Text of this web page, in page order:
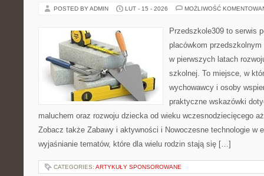
POSTED BY ADMIN LUT - 15 - 2026 MOŻLIWOŚĆ
Przedszkole309 to serwis
placówkom
w pierwszych latach
szkolnej. To miejsce, w
wychowawcy i osoby
praktyczne wskazówki
maluchem oraz rozwoju dziecka od wieku wczesnodziecięcego
Zobacz także Zabawy i aktywności i Nowoczesne technologie w
wyjaśnianie tematów, które dla wielu rodzin stają się […]
CATEGORIES: ARTYKUŁY SPONSOROWANE